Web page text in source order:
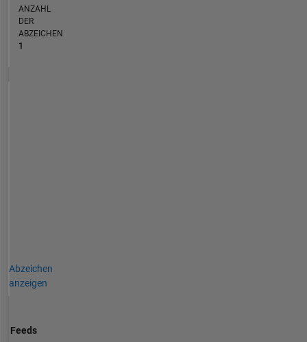
ANZAHL
DER
ABZEICHEN
1
Abzeichen
anzeigen
Feeds